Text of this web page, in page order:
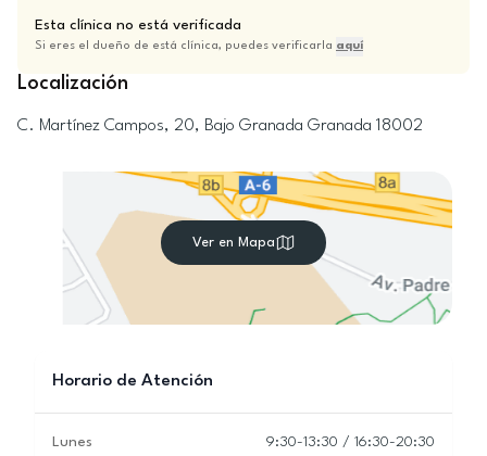
Esta clínica no está verificada
Si eres el dueño de está clínica, puedes verificarla aquí
Localización
C. Martínez Campos, 20, Bajo Granada Granada 18002
Ver en Mapa
Horario de Atención
Lunes 9:30-13:30 / 16:30-20:30